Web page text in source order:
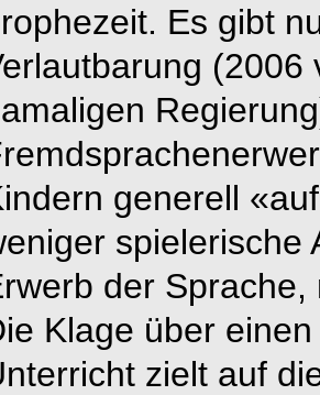
Es gibt
(2006
generell
spielerische
der
Klage über
zielt auf